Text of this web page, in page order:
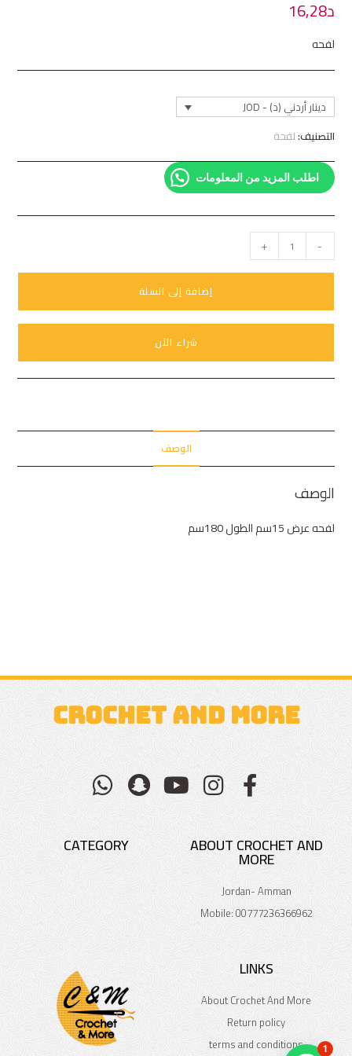
د16,28
لفحه
دينار أردني (د) - JOD
التصنيف:لفحة
اطلب المزيد من المعلومات
-
+
إضافة إلى السلة
شراء الآن
الوصف
الوصف
لفحه عرض 15سم الطول 180سم
CROCHET AND MORE
ABOUT CROCHET AND
MORE
Jordan- Amman
Mobile: 00777236366962
CATEGORY
LINKS
About Crochet And More
Return policy
terms and conditions
1